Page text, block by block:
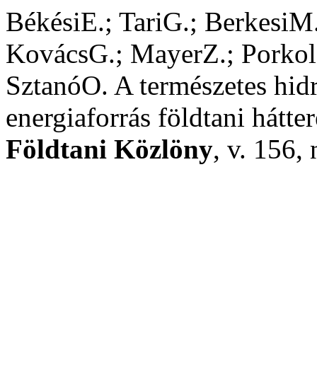
BékésiE.; TariG.;
KovácsG.; MayerZ.;
SztanóO. A természetes
energiaforrás földtani
Földtani Közlöny, v. 156,